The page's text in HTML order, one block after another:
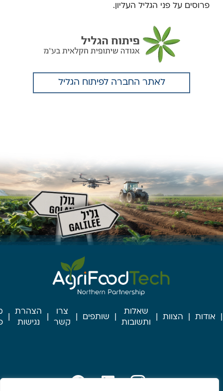
לאתר החברה לפיתוח הגליל
פרוסים על פני הגליל העליון.
אודות הצוות
שאלות
ותשובות
שותפים
צרו
קשר
הצהרת
נגישות